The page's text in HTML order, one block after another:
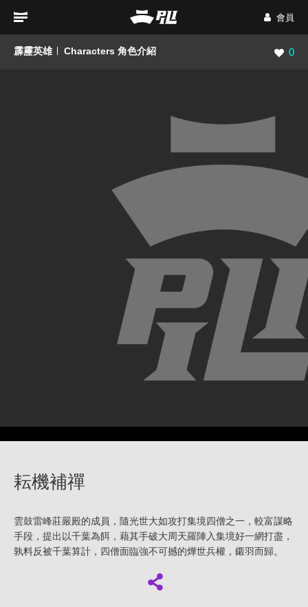
會員
霹靂英雄 Characters 角色介紹 瀏覽
0
耘機補禪
雲鼓雷峰莊嚴殿的成員，隨光世大如攻打集境四僧之一，較富謀略
手段，提出以千葉為餌，藉其手破大周天羅陣入集境好一網打盡，
孰料反被千葉算計，四僧面臨強不可撼的燁世兵權，鎩羽而歸。